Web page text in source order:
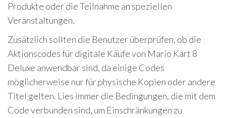
Produkte oder die Teilnahme an speziellen
Veranstaltungen.
Zusätzlich sollten die Benutzer überprüfen, ob die
Aktionscodes für digitale Käufe von Mario Kart 8
Deluxe anwendbar sind, da einige Codes
möglicherweise nur für physische Kopien oder andere
Titel gelten. Lies immer die Bedingungen, die mit dem
Code verbunden sind, um Einschränkungen zu